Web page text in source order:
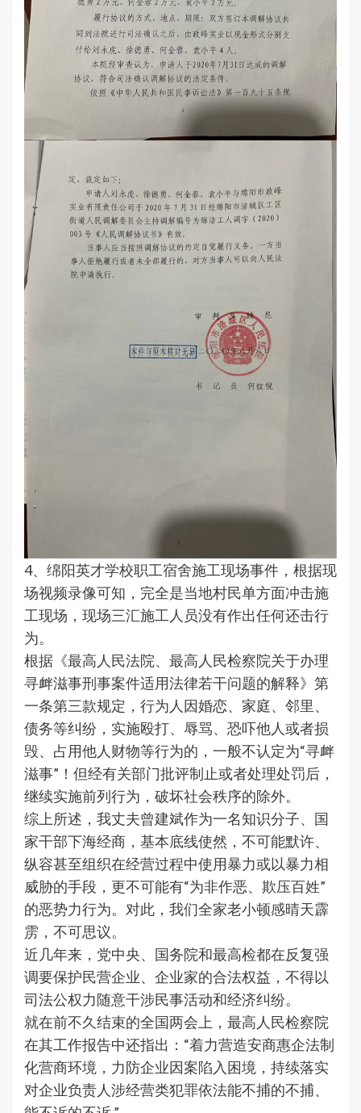
4、绵阳英才学校职工宿舍施工现场事件，根据现
场视频录像可知，完全是当地村民单方面冲击施
工现场，现场三汇施工人员没有作出任何还击行
为。
根据《最高人民法院、最高人民检察院关于办理
寻衅滋事刑事案件适用法律若干问题的解释》第
一条第三款规定，行为人因婚恋、家庭、邻里、
债务等纠纷，实施殴打、辱骂、恐吓他人或者损
毁、占用他人财物等行为的，一般不认定为“寻衅
滋事”！但经有关部门批评制止或者处理处罚后，
继续实施前列行为，破坏社会秩序的除外。
综上所述，我丈夫曾建斌作为一名知识分子、国
家干部下海经商，基本底线使然，不可能默许、
纵容甚至组织在经营过程中使用暴力或以暴力相
威胁的手段，更不可能有“为非作恶、欺压百姓”
的恶势力行为。对此，我们全家老小顿感晴天霹
雳，不可思议。
近几年来，党中央、国务院和最高检都在反复强
调要保护民营企业、企业家的合法权益，不得以
司法公权力随意干涉民事活动和经济纠纷。
就在前不久结束的全国两会上，最高人民检察院
在其工作报告中还指出：“着力营造安商惠企法制
化营商环境，力防企业因案陷入困境，持续落实
对企业负责人涉经营类犯罪依法能不捕的不捕、